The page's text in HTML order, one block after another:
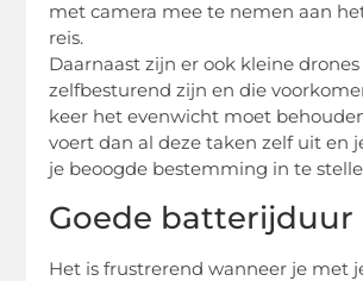
met camera mee te nemen aan
reis.
Daarnaast zijn er ook kleine
zelfbesturend zijn en die
keer het evenwicht moet
voert dan al deze taken zelf uit en
je beoogde bestemming in te
Goede batterijduur
Het is frustrerend wanneer je met